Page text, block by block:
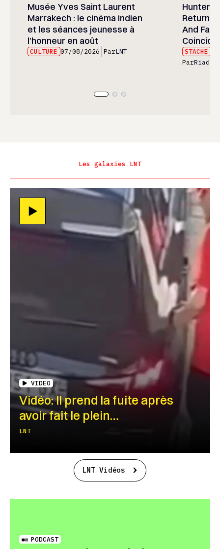
Musée Yves Saint Laurent
Marrakech : le cinéma indien
et les séances jeunesse à
l’honneur en août
CULTURE 07/08/2026 ParLNT
Hunter
And
STACHE
ParRiad
Les galaxies LNT
VIDEO
Vidéo: Il prend la fuite après
avoir fait le plein…
LNT
LNT Vidéos
PODCAST